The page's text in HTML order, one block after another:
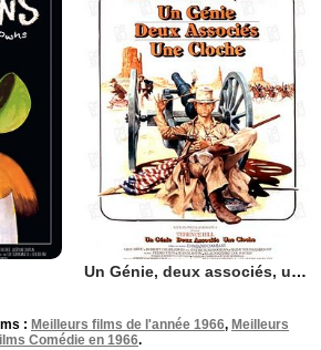
Un Génie, deux associés, une cloche
: Meilleurs films de l'année 1966, Meilleurs
Comédie en 1966.